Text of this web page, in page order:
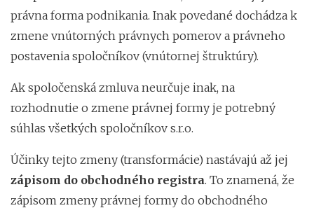
právna forma podnikania. Inak povedané dochádza k
zmene vnútorných právnych pomerov a právneho
postavenia spoločníkov (vnútornej štruktúry).
Ak spoločenská zmluva neurčuje inak, na
rozhodnutie o zmene právnej formy je potrebný
súhlas všetkých spoločníkov s.r.o.
Účinky tejto zmeny (transformácie) nastávajú až jej
zápisom do obchodného registra. To znamená, že
zápisom zmeny právnej formy do obchodného